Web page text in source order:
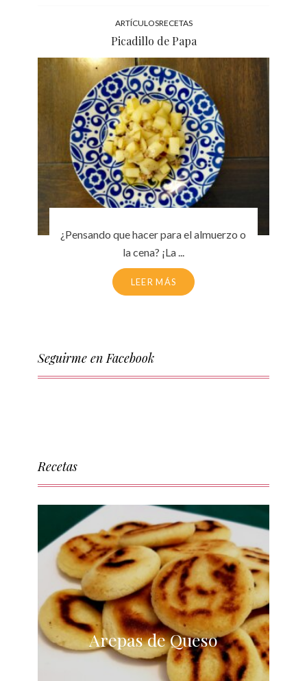
ARTÍCULOSRECETAS
Picadillo de Papa
¿Pensando que hacer para el almuerzo o
la cena? ¡La ...
LEER MÁS
Seguirme en Facebook
Recetas
Arepas de Queso